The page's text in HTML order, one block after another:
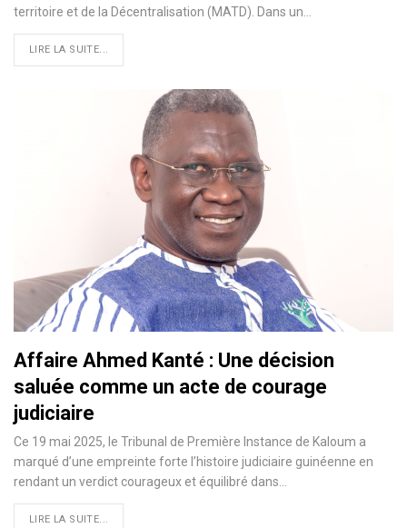
territoire et de la Décentralisation (MATD). Dans un…
LIRE LA SUITE...
Affaire Ahmed Kanté : Une décision
saluée comme un acte de courage
judiciaire
Ce 19 mai 2025, le Tribunal de Première Instance de Kaloum a
marqué d’une empreinte forte l’histoire judiciaire guinéenne en
rendant un verdict courageux et équilibré dans…
LIRE LA SUITE...